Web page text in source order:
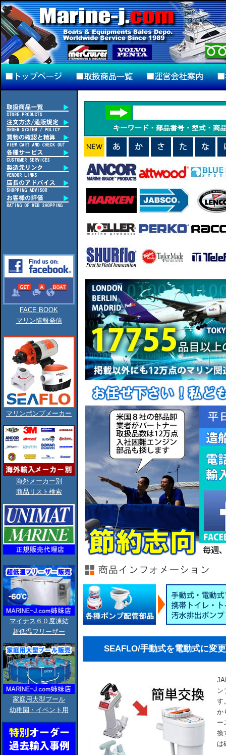
FACE BOOK
マリン情報発信
マリンポンプメーカー
海外メーカー別
商品リスト検索
マイナス６０度凍結
超低温フリーザー
家庭用大型プール
幼稚園・イベント用
SEAFLO/手動式を電動式に変
ン
す
か
ー
換
は